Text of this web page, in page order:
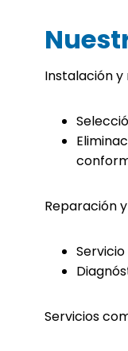
Instalación
Reparación
Servicios